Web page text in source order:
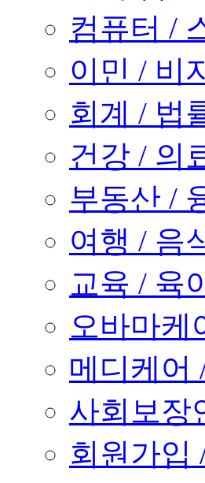
컴퓨터 /
이민 / 비
회계 / 법
건강 / 의
부동산 /
여행 / 음
교육 / 육
오바마케
메디케어
사회보장
회원가입